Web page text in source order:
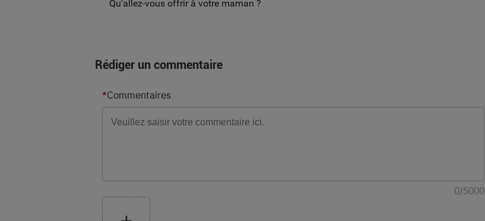
Qu'allez-vous offrir à votre maman ?
Rédiger un commentaire
*Commentaires
0/5000